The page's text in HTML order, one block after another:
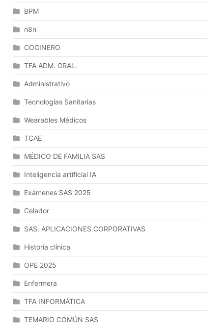
Interno.
Satisfacción:
Percibida.
La
Comunicación
El
BPM
n8n
COCINERO
TFA ADM. GRAL.
Administrativo
Tecnologías Sanitarias
Wearables Médicos
TCAE
MÉDICO DE FAMILIA SAS
Inteligencia artificial IA
Exámenes SAS 2025
Celador
SAS. APLICACIONES CORPORATIVAS
Historia clínica
OPE 2025
Enfermera
TFA INFORMÁTICA
TEMARIO COMÚN SAS